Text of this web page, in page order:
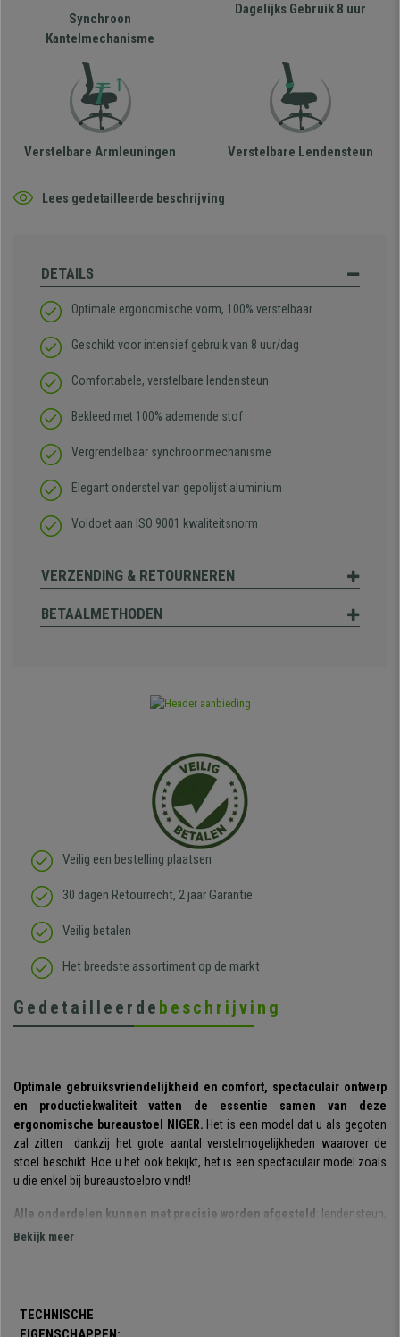
Synchroon
Kantelmechanisme
Dagelijks Gebruik 8 uur
Verstelbare Armleuningen Verstelbare Lendensteun
Lees gedetailleerde beschrijving
DETAILS
Optimale ergonomische vorm, 100% verstelbaar
Geschikt voor intensief gebruik van 8 uur/dag
Comfortabele, verstelbare lendensteun
Bekleed met 100% ademende stof
Vergrendelbaar synchroonmechanisme
Elegant onderstel van gepolijst aluminium
Voldoet aan ISO 9001 kwaliteitsnorm
VERZENDING & RETOURNEREN
BETAALMETHODEN
Veilig een bestelling plaatsen
30 dagen Retourrecht, 2 jaar Garantie
Veilig betalen
Het breedste assortiment op de markt
Gedetailleerde beschrijving
Optimale gebruiksvriendelijkheid en comfort, spectaculair ontwerp
en productiekwaliteit vatten de essentie samen van deze
ergonomische bureaustoel NIGER. Het is een model dat u als gegoten
zal zitten dankzij het grote aantal verstelmogelijkheden waarover de
stoel beschikt. Hoe u het ook bekijkt, het is een spectaculair model zoals
u die enkel bij bureaustoelpro vindt!
Alle onderdelen kunnen met precisie worden afgesteld: lendensteun,
rugleuning, armleuningen, hoofdsteun, etc. Bovendien zijn de
De lendensteun kan worden versteld en de armleuningen kunnen in
Bekijk meer
TECHNISCHE